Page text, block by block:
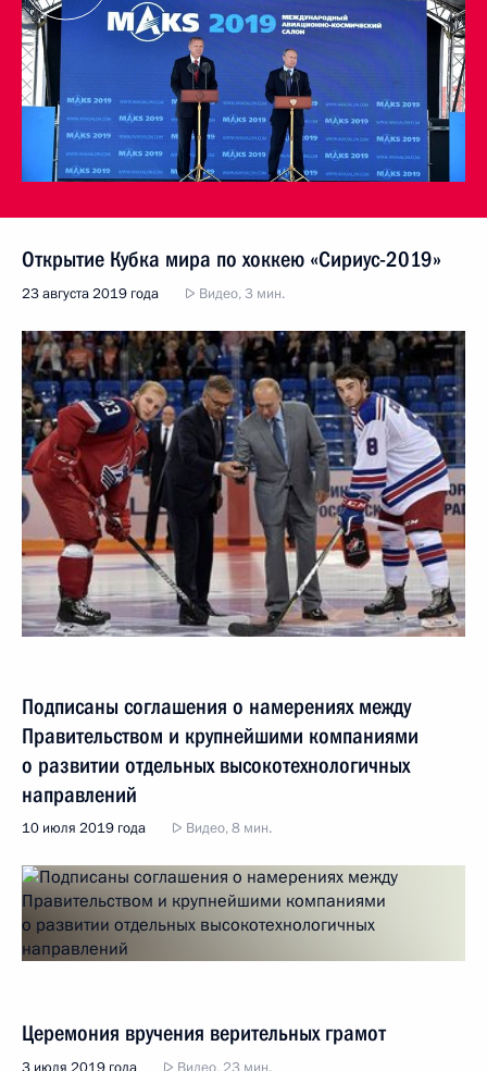
Открытие Кубка мира по хоккею «Сириус-2019»
23 августа 2019 года Видео, 3 мин.
Подписаны соглашения о намерениях между
Правительством и крупнейшими компаниями
о развитии отдельных высокотехнологичных
направлений
10 июля 2019 года Видео, 8 мин.
Церемония вручения верительных грамот